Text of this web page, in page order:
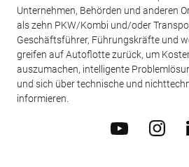
Unternehmen, Behörden und anderen
als zehn PKW/Kombi und/oder
Geschäftsführer, Führungskräfte und
greifen auf Autoflotte zurück, um
auszumachen, intelligente
und sich über technische und
informieren.